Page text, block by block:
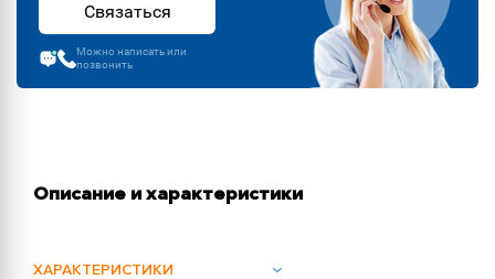
Связаться
Можно написать или
позвонить
Описание и характеристики
ХАРАКТЕРИСТИКИ